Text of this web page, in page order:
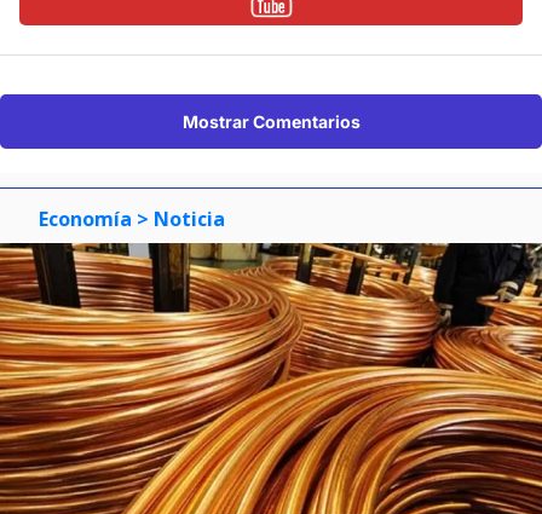
Mostrar Comentarios
Economía > Noticia